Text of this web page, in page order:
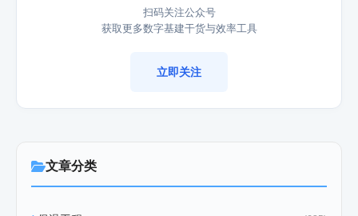
扫码关注公众号
获取更多数字基建干货与效率工具
立即关注
文章分类